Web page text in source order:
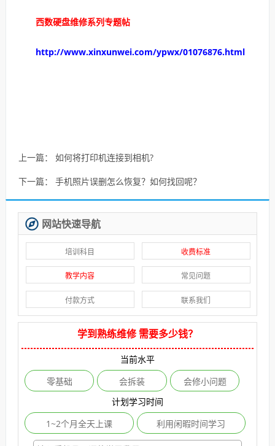
西数硬盘维修系列专题帖
http://www.xinxunwei.com/ypwx/01076876.html
上一篇： 如何将打印机连接到相机?
下一篇： 手机照片误删怎么恢复？如何找回呢？
网站快速导航
培训科目 收费标准
教学内容 常见问题
付款方式 联系我们
学到熟练维修 需要多少钱？
当前水平
零基础
会拆装
会修小问题
计划学习时间
1~2个月全天上课
利用闲暇时间学习